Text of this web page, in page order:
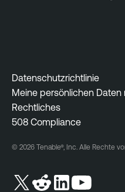
Datenschutzrichtlinie
Meine persönlichen
Rechtliches
508 Compliance
© 2026 Tenable®, Inc. Alle Rechte